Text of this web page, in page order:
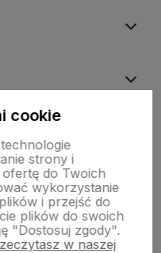
cookie
strony i
do Twoich
wykorzystanie
i przejść do
plików do swoich
"Dostosuj zgody".
w naszej